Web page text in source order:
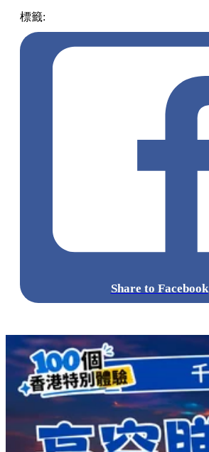
標籤:
Share to Facebook